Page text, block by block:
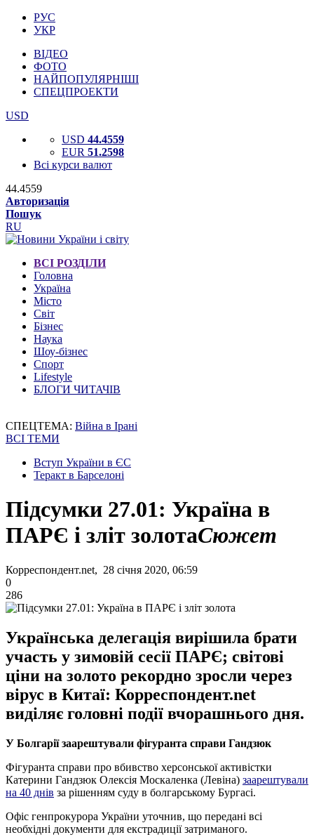
РУС
УКР
ВІДЕО
ФОТО
НАЙПОПУЛЯРНІШІ
СПЕЦПРОЕКТИ
USD
USD 44.4559
EUR 51.2598
Всі курси валют
44.4559
Авторизація
Пошук
RU
ВСІ РОЗДІЛИ
Головна
Україна
Місто
Світ
Бізнес
Наука
Шоу-бізнес
Спорт
Lifestyle
БЛОГИ ЧИТАЧІВ
СПЕЦТЕМА: Війна в Ірані
ВСІ ТЕМИ
Вступ України в ЄС
Теракт в Барселоні
Підсумки 27.01: Україна в
ПАРЄ і зліт золотаСюжет
Корреспондент.net, 28 січня 2020, 06:59
0
286
Українська делегація вирішила брати
участь у зимовій сесії ПАРЄ; світові
ціни на золото рекордно зросли через
вірус в Китаї: Корреспондент.net
виділяє головні події вчорашнього дня.
У Болгарії заарештували фігуранта справи Гандзюк
Фігуранта справи про вбивство херсонської активістки
Катерини Гандзюк Олексія Москаленка (Левіна) заарештували
на 40 днів за рішенням суду в болгарському Бургасі.
Офіс генпрокурора України уточнив, що передані всі
необхідні документи для екстрадиції затриманого.